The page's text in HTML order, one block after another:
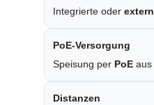
Integrierte oder
PoE-Versorgung
Speisung per PoE aus
Distanzen